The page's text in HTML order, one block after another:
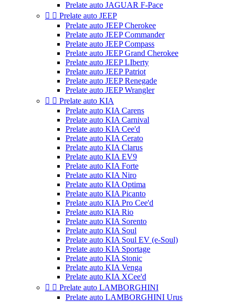
Prelate auto JAGUAR F-Pace
  Prelate auto JEEP
Prelate auto JEEP Cherokee
Prelate auto JEEP Commander
Prelate auto JEEP Compass
Prelate auto JEEP Grand Cherokee
Prelate auto JEEP LIberty
Prelate auto JEEP Patriot
Prelate auto JEEP Renegade
Prelate auto JEEP Wrangler
  Prelate auto KIA
Prelate auto KIA Carens
Prelate auto KIA Carnival
Prelate auto KIA Cee'd
Prelate auto KIA Cerato
Prelate auto KIA Clarus
Prelate auto KIA EV9
Prelate auto KIA Forte
Prelate auto KIA Niro
Prelate auto KIA Optima
Prelate auto KIA Picanto
Prelate auto KIA Pro Cee'd
Prelate auto KIA Rio
Prelate auto KIA Sorento
Prelate auto KIA Soul
Prelate auto KIA Soul EV (e-Soul)
Prelate auto KIA Sportage
Prelate auto KIA Stonic
Prelate auto KIA Venga
Prelate auto KIA XCee'd
  Prelate auto LAMBORGHINI
Prelate auto LAMBORGHINI Urus